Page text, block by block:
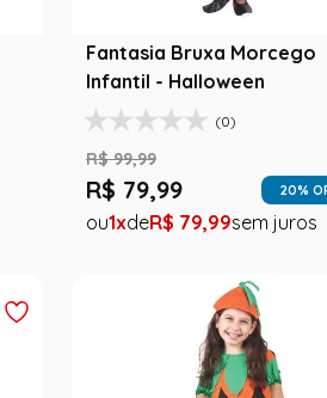
Fantasia Bruxa Morcego
Infantil - Halloween
(0)
R$ 99,99
R$ 79,99 20%
1 R$ 79,99